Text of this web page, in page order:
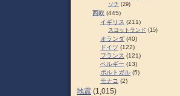
ソチ (29)
西欧 (445)
イギリス (211)
スコットランド (15)
オランダ (40)
ドイツ (122)
フランス (121)
ベルギー (13)
ポルトガル (5)
モナコ (2)
地震 (1,015)